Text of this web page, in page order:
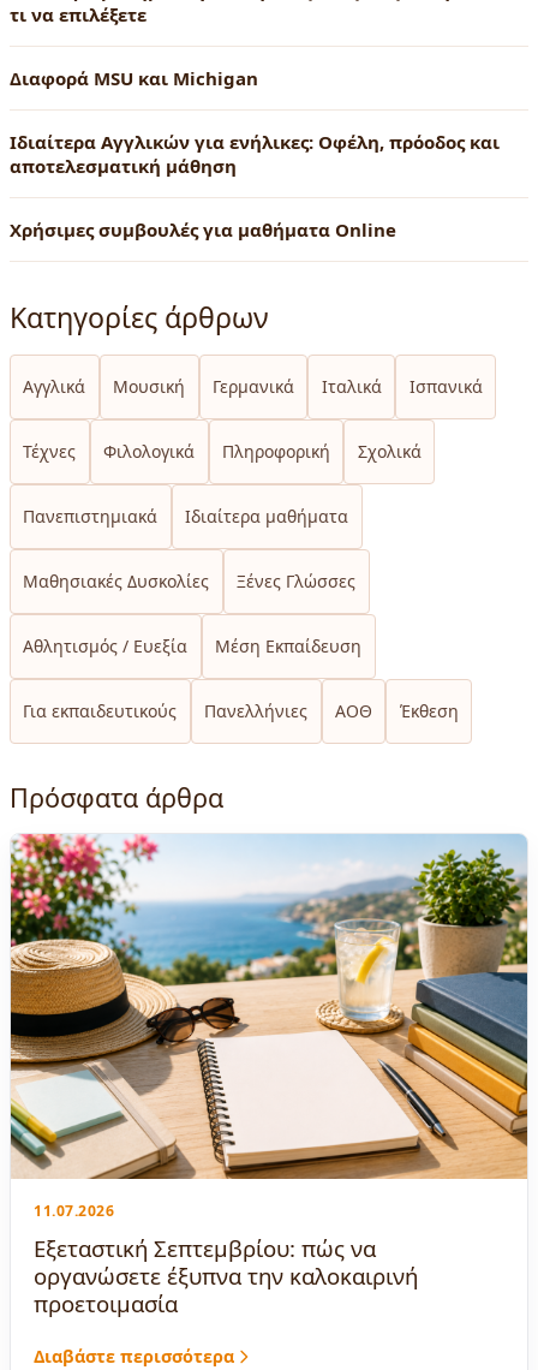
τι να επιλέξετε
Διαφορά MSU και Michigan
Ιδιαίτερα Αγγλικών για ενήλικες: Οφέλη, πρόοδος και
αποτελεσματική μάθηση
Χρήσιμες συμβουλές για μαθήματα Online
Κατηγορίες άρθρων
Αγγλικά Μουσική Γερμανικά Ιταλικά Ισπανικά
Τέχνες Φιλολογικά Πληροφορική Σχολικά
Πανεπιστημιακά Ιδιαίτερα μαθήματα
Μαθησιακές Δυσκολίες Ξένες Γλώσσες
Αθλητισμός / Ευεξία Μέση Εκπαίδευση
Για εκπαιδευτικούς Πανελλήνιες ΑΟΘ Έκθεση
Πρόσφατα άρθρα
11.07.2026
Εξεταστική Σεπτεμβρίου: πώς να
οργανώσετε έξυπνα την καλοκαιρινή
προετοιμασία
Διαβάστε περισσότερα